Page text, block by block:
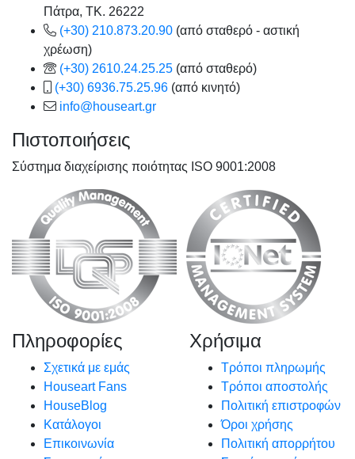
Πάτρα, TK. 26222
(+30) 210.873.20.90 (από σταθερό - αστική
χρέωση)
(+30) 2610.24.25.25 (από σταθερό)
(+30) 6936.75.25.96 (από κινητό)
info@houseart.gr
Πιστοποιήσεις
Σύστημα διαχείρισης ποιότητας ISO 9001:2008
Πληροφορίες
Σχετικά με εμάς
Houseart Fans
HouseBlog
Κατάλογοι
Επικοινωνία
Χρήσιμα
Τρόποι πληρωμής
Τρόποι αποστολής
Πολιτική επιστροφών
Όροι χρήσης
Πολιτική απορρήτου